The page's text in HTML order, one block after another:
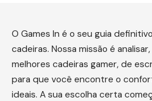
O Games In é o seu guia
cadeiras. Nossa missão é
melhores cadeiras gamer, de
para que você encontre o
ideais. A sua escolha certa